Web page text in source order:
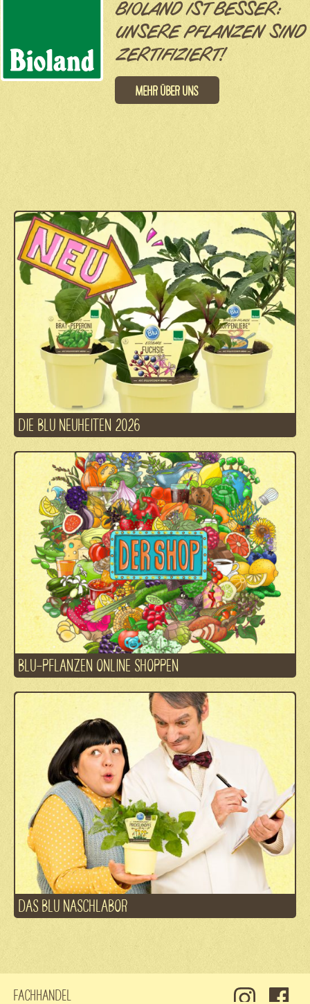
BIOLAND IST BESSER:
UNSERE PFLANZEN SIND
ZERTIFIZIERT!
Mehr über uns
DIE BLU NEUHEITEN 2026
BLU-PFLANZEN ONLINE SHOPPEN
DAS BLU NASCHLABOR
Fachhandel